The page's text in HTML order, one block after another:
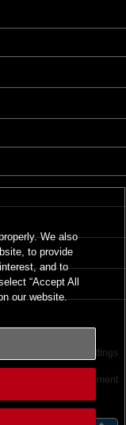
シー Cookies Settings
Digital Entertainment
We also
to provide
and to
“Accept All
our website.